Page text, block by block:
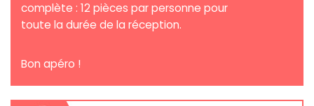
complète : 12 pièces par personne pour
toute la durée de la réception.
Bon apéro !